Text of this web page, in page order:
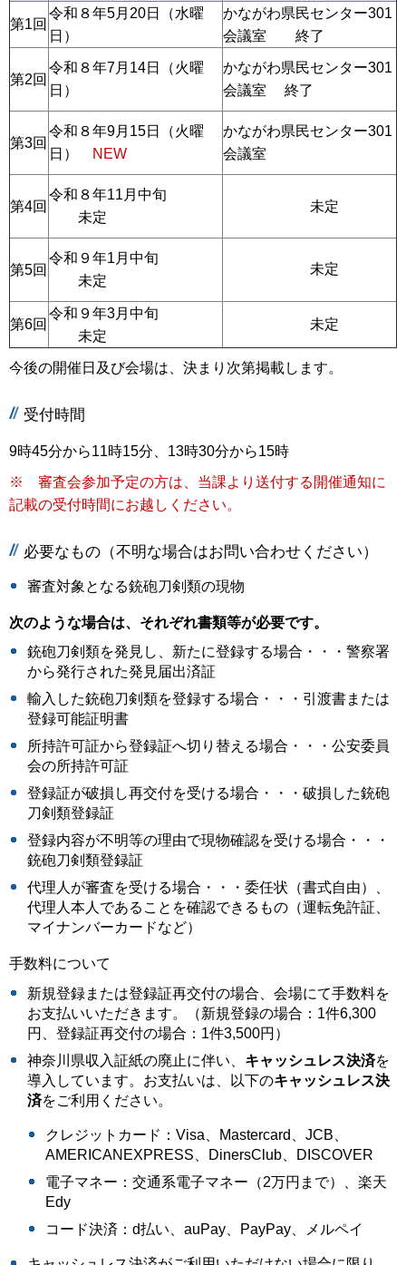
第1回
令和８年5月20日（水曜
日）
かながわ県民センター301
会議室 終了
第2回
令和８年7月14日（火曜
日）
かながわ県民センター301
会議室 終了
第3回
令和８年9月15日（火曜
日）
NEW
かながわ県民センター301
会議室
第4回
令和８年11月中旬
未定
未定
第5回
令和９年1月中旬
未定
未定
第6回
令和９年3月中旬
未定
未定
今後の開催日及び会場は、決まり次第掲載します。
受付時間
9時45分から11時15分、13時30分から15時
※ 審査会参加予定の方は、当課より送付する開催通知に
記載の受付時間にお越しください。
必要なもの（不明な場合はお問い合わせください）
審査対象となる銃砲刀剣類の現物
次のような場合は、それぞれ書類等が必要です。
銃砲刀剣類を発見し、新たに登録する場合・・・警察署
から発行された発見届出済証
輸入した銃砲刀剣類を登録する場合・・・引渡書または
登録可能証明書
所持許可証から登録証へ切り替える場合・・・公安委員
会の所持許可証
登録証が破損し再交付を受ける場合・・・破損した銃砲
刀剣類登録証
登録内容が不明等の理由で現物確認を受ける場合・・・
銃砲刀剣類登録証
代理人が審査を受ける場合・・・委任状（書式自由）、
代理人本人であることを確認できるもの（運転免許証、
マイナンバーカードなど）
手数料について
新規登録または登録証再交付の場合、会場にて手数料を
お支払いいただきます。（新規登録の場合：1件6,300
円、登録証再交付の場合：1件3,500円）
神奈川県収入証紙の廃止に伴い、 キャッシュレス決済を
導入しています。お支払いは、以下のキャッシュレス決
済をご利用ください。
クレジットカード：Visa、Mastercard、JCB、
AMERICANEXPRESS、DinersClub、DISCOVER
電子マネー：交通系電子マネー（2万円まで）、楽天
Edy
コード決済：d払い、auPay、PayPay、メルペイ